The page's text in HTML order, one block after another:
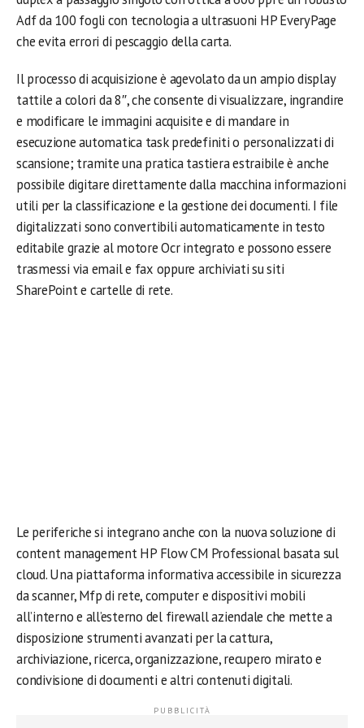
Adf da 100 fogli con tecnologia a ultrasuoni HP EveryPage
che evita errori di pescaggio della carta.
Il processo di acquisizione è agevolato da un ampio display
tattile a colori da 8″, che consente di visualizzare, ingrandire
e modificare le immagini acquisite e di mandare in
esecuzione automatica task predefiniti o personalizzati di
scansione; tramite una pratica tastiera estraibile è anche
possibile digitare direttamente dalla macchina informazioni
utili per la classificazione e la gestione dei documenti. I file
digitalizzati sono convertibili automaticamente in testo
editabile grazie al motore Ocr integrato e possono essere
trasmessi via email e fax oppure archiviati su siti
SharePoint e cartelle di rete.
Le periferiche si integrano anche con la nuova soluzione di
content management HP Flow CM Professional basata sul
cloud. Una piattaforma informativa accessibile in sicurezza
da scanner, Mfp di rete, computer e dispositivi mobili
all’interno e all’esterno del firewall aziendale che mette a
disposizione strumenti avanzati per la cattura,
archiviazione, ricerca, organizzazione, recupero mirato e
condivisione di documenti e altri contenuti digitali.